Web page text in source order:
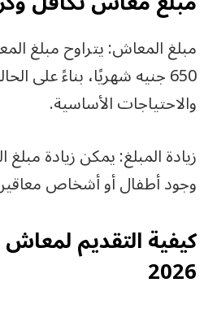
650 جنيه شهريًا، بناءً على
والاحتياجات الأساسية.
زيادة المبلغ: يمكن زيادة
وجود أطفال أو أشخاص
كيفية التقديم
2026